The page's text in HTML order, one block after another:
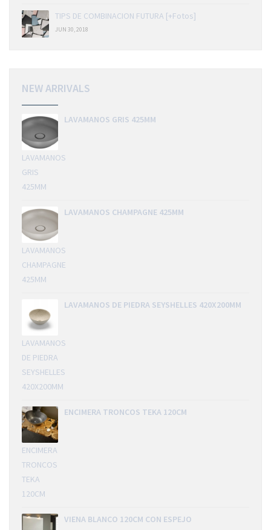
TIPS DE COMBINACION FUTURA [+Fotos]
JUN 30, 2018
NEW ARRIVALS
LAVAMANOS
GRIS
425MM
LAVAMANOS GRIS 425MM
LAVAMANOS
CHAMPAGNE
425MM
LAVAMANOS CHAMPAGNE 425MM
LAVAMANOS
DE PIEDRA
SEYSHELLES
420X200MM
LAVAMANOS DE PIEDRA SEYSHELLES 420X200MM
ENCIMERA
TRONCOS
TEKA
120CM
ENCIMERA TRONCOS TEKA 120CM
VIENA BLANCO 120CM CON ESPEJO